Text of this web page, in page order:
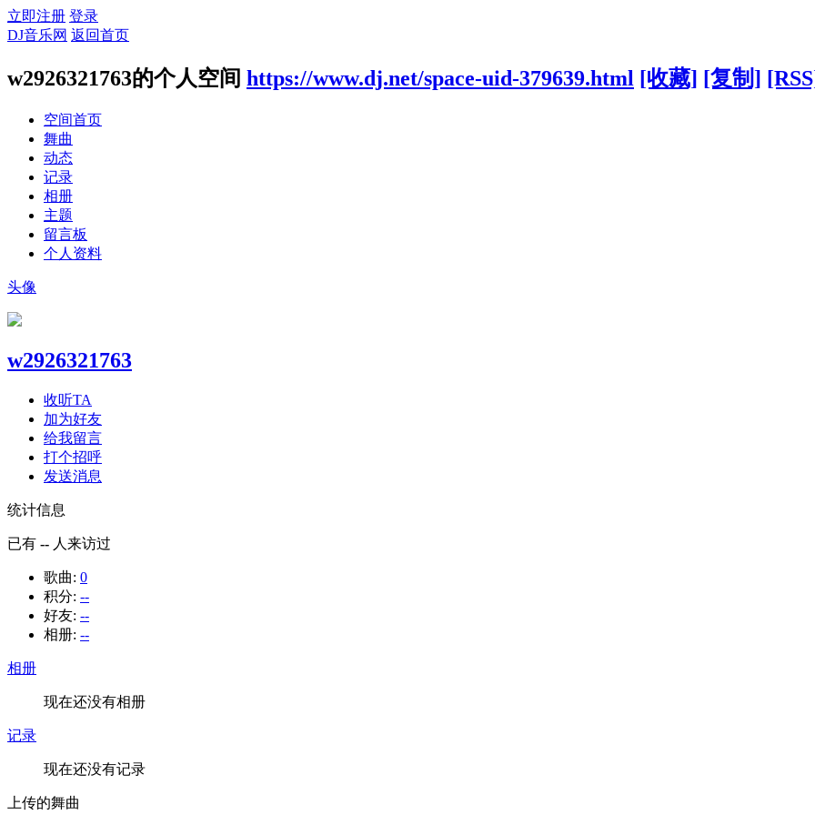
立即注册 登录
DJ音乐网 返回首页
w2926321763的个人空间 https://www.dj.net/space-uid-379639.html [收藏] [复制]
空间首页
舞曲
动态
记录
相册
主题
留言板
个人资料
头像
w2926321763
收听TA
加为好友
给我留言
打个招呼
发送消息
统计信息
已有 -- 人来访过
歌曲: 0
积分: --
好友: --
相册: --
相册
现在还没有相册
记录
现在还没有记录
上传的舞曲